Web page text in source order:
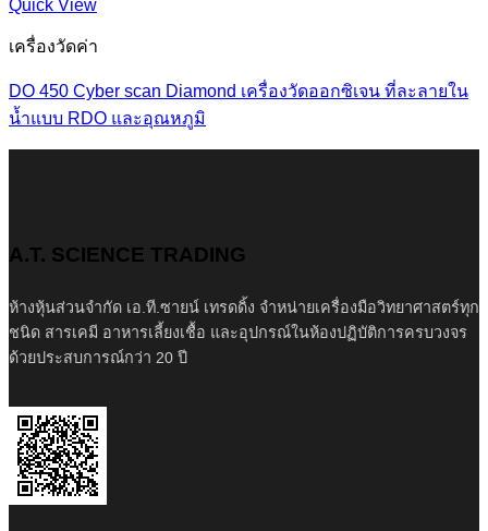
Quick View
เครื่องวัดค่า
DO 450 Cyber scan Diamond เครื่องวัดออกซิเจน ที่ละลายใน
น้ำแบบ RDO และอุณหภูมิ
A.T. SCIENCE TRADING
ห้างหุ้นส่วนจำกัด เอ.ที.ซายน์ เทรดดิ้ง จำหน่ายเครื่องมือวิทยาศาสตร์ทุก
ชนิด สารเคมี อาหารเลี้ยงเชื้อ และอุปกรณ์ในห้องปฏิบัติการครบวงจร
ด้วยประสบการณ์กว่า 20 ปี